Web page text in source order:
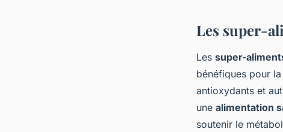
Les super-
Les super-
bénéfiques pour
antioxydants et
une alimentation
soutenir le